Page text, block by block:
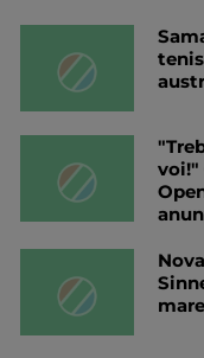
voi!"